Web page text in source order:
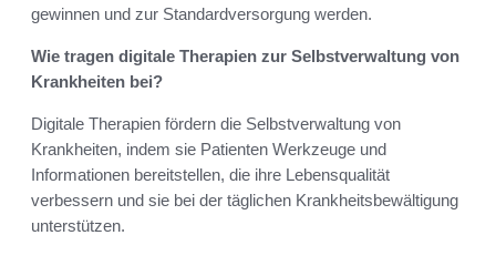
gewinnen und zur Standardversorgung werden.
Wie tragen digitale Therapien zur Selbstverwaltung von
Krankheiten bei?
Digitale Therapien fördern die Selbstverwaltung von
Krankheiten, indem sie Patienten Werkzeuge und
Informationen bereitstellen, die ihre Lebensqualität
verbessern und sie bei der täglichen Krankheitsbewältigung
unterstützen.